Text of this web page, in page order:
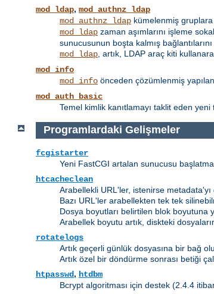
mod_ldap, mod_authnz_ldap
mod_authnz_ldap kümelenmiş
mod_ldap zaman aşımlarını işleme
sunucusunun boşta kalmış
mod_ldap, artık, LDAP araç kiti
mod_info
mod_info önceden çözümlenmiş
mod_auth_basic
Temel kimlik kanıtlamayı taklit eden
Programlardaki Gelişmeler
fcgistarter
Yeni FastCGI artalan sunucusu başlatma
htcacheclean
Arabellekli URL'ler, istenirse
Bazı URL'ler arabellekten tek tek
Dosya boyutları belirtilen blok boyutuna
Arabellek boyutu artık, diskteki
rotatelogs
Artık geçerli günlük dosyasına bir bağ
Artık özel bir döndürme sonrası betiği
htpasswd, htdbm
Bcrypt algoritması için destek (2.4.4